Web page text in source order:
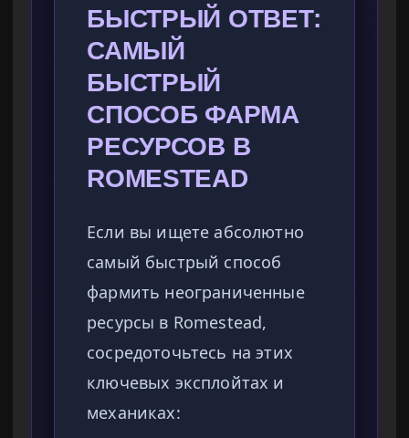
БЫСТРЫЙ ОТВЕТ:
САМЫЙ
БЫСТРЫЙ
СПОСОБ ФАРМА
РЕСУРСОВ В
ROMESTEAD
Если вы ищете абсолютно
самый быстрый способ
фармить неограниченные
ресурсы в Romestead,
сосредоточьтесь на этих
ключевых эксплойтах и
механиках: